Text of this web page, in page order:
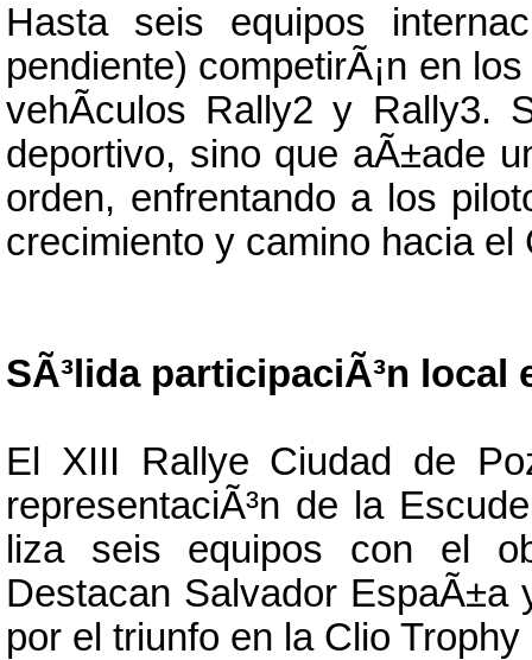
Hasta seis equipos
pendiente) competirÃ¡n en
vehÃ­culos Rally2 y Rally3.
deportivo, sino que aÃ±ade
orden, enfrentando a los
crecimiento y camino hacia
SÃ³lida participaciÃ³n local
El XIII Rallye Ciudad de
representaciÃ³n de la
liza seis equipos con el
Destacan Salvador EspaÃ±a
por el triunfo en la Clio